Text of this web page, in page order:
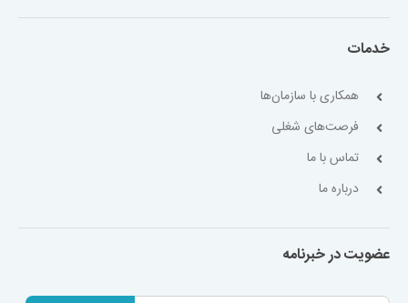
خدمات
همکاری با سازمان‌ها
فرصت‌های شغلی
تماس با ما
درباره ما
عضویت در خبرنامه